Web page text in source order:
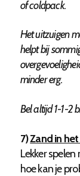
of coldpack.
Het uitzuigen
helpt bij
minder erg.
Bel altijd 1-1-2
7)Zand in
Lekker
hoe kan je